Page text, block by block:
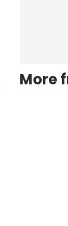
More